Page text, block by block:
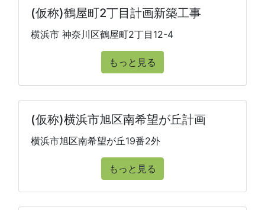
(仮称)鶴屋町2丁目計画新築工事
横浜市 神奈川区鶴屋町2丁目12-4
もっと見る
(仮称)横浜市旭区南希望が丘計画
横浜市旭区南希望が丘19番2外
もっと見る